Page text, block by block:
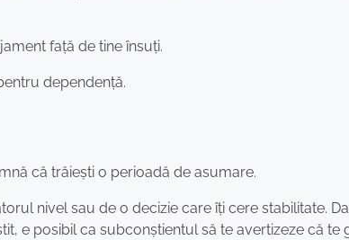
față de tine însuți.
dependență.
că trăiești o perioadă de asumare.
nivel sau de o decizie care îți cere stabilitate.
e posibil ca subconștientul să te avertizeze că te